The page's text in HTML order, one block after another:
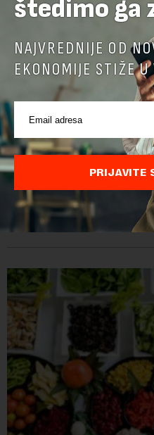
Nemačka dozvolila
vodostaja brodovi ne
U Nemačkoj je, da bi se
smanjen prevoz robe
ukinuta zabrana kretanja
štedimo ga
NAJVREDNIJE OD
EKONOMIJE STIŽE U
PRIJAVITE